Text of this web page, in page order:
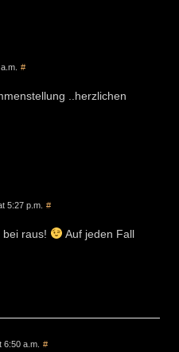
#
..herzlichen
5:27 p.m. #
bei raus!
Auf jeden Fall
a.m. #